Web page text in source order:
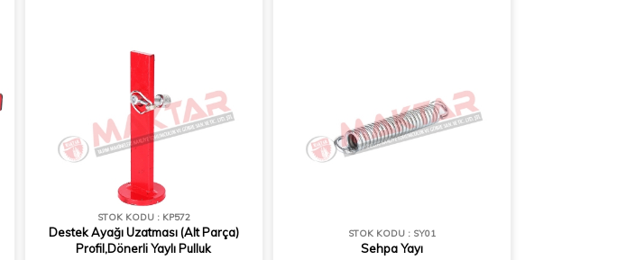
STOK KODU : KP572
Destek Ayağı Uzatması (Alt Parça)
Profil,Dönerli Yaylı Pulluk
STOK KODU : SY01
Sehpa Yayı